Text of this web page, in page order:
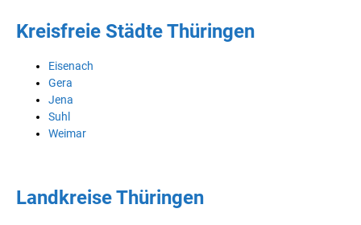
Kreisfreie Städte Thüringen
Eisenach
Gera
Jena
Suhl
Weimar
Landkreise Thüringen